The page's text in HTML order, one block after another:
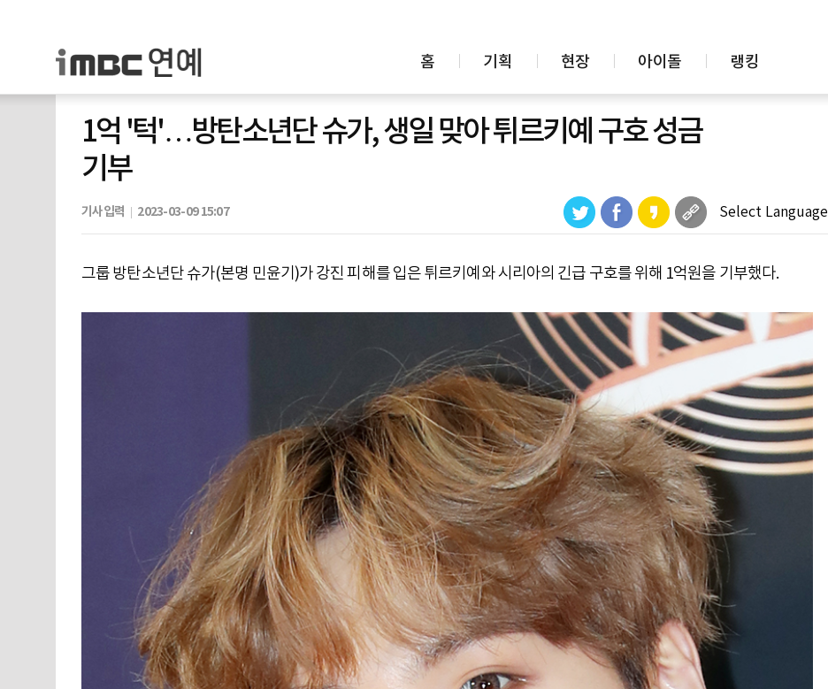
홈 기획 현장 아이돌 랭킹
1억 '턱'…방탄소년단 슈가, 생일 맞아 튀르키예 구호 성금
기부
기사입력 2023-03-09 15:07 Select Language
그룹 방탄소년단 슈가(본명 민윤기)가 강진 피해를 입은 튀르키예와 시리아의 긴급 구호를 위해 1억원을 기부했다.